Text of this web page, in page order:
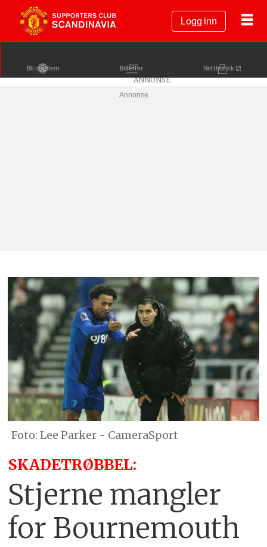
Logg inn
Bli medlem Billetter Nettbutikk
Annonse
Lee Parker - CameraSport
SKADETRØBBEL:
Stjerne mangler
for Bournemouth